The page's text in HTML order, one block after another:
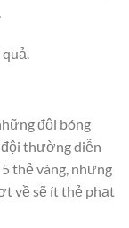
đội bóng
đội thường diễn
thẻ vàng, nhưng
về sẽ ít thẻ phạt